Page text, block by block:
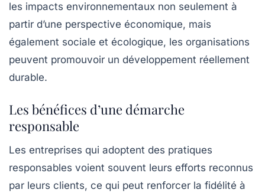
les impacts environnementaux non seulement à
partir d’une perspective économique, mais
également sociale et écologique, les organisations
peuvent promouvoir un développement réellement
durable.
Les bénéfices d’une démarche
responsable
Les entreprises qui adoptent des pratiques
responsables voient souvent leurs efforts reconnus
par leurs clients, ce qui peut renforcer la fidélité à